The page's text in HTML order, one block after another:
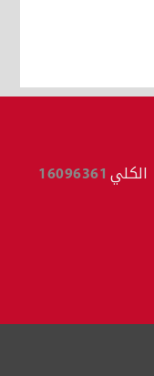
الكلي 16096361